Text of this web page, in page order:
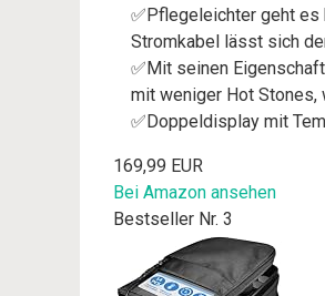
✅Pflegeleichter geht es
Stromkabel lässt sich
✅Mit seinen
mit weniger Hot Stones,
✅Doppeldisplay mit
169,99 EUR
Bei Amazon ansehen
Bestseller Nr. 3